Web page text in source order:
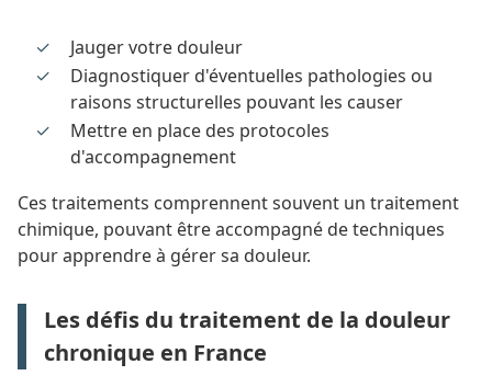
Jauger votre douleur
Diagnostiquer d'éventuelles pathologies ou
raisons structurelles pouvant les causer
Mettre en place des protocoles
d'accompagnement
Ces traitements comprennent souvent un traitement
chimique, pouvant être accompagné de techniques
pour apprendre à gérer sa douleur.
Les défis du traitement de la douleur
chronique en France